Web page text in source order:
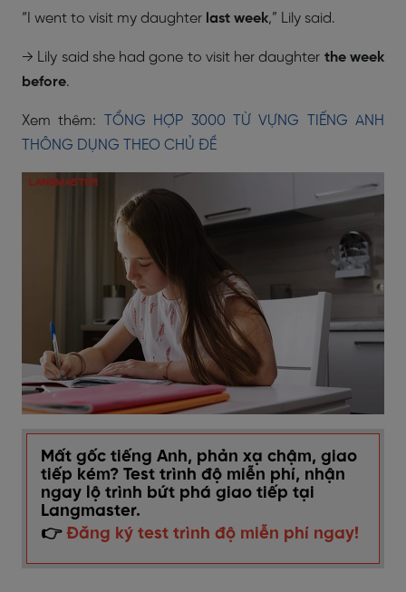
“I went to visit my daughter last week,” Lily said.
→ Lily said she had gone to visit her daughter the week
before.
Xem thêm:
TỔNG HỢP 3000 TỪ VỰNG TIẾNG ANH
THÔNG DỤNG THEO CHỦ ĐỀ
Mất gốc tiếng Anh, phản xạ chậm, giao
tiếp kém? Test trình độ miễn phí, nhận
ngay lộ trình bứt phá giao tiếp tại
Langmaster.
👉 Đăng ký test trình độ miễn phí ngay!